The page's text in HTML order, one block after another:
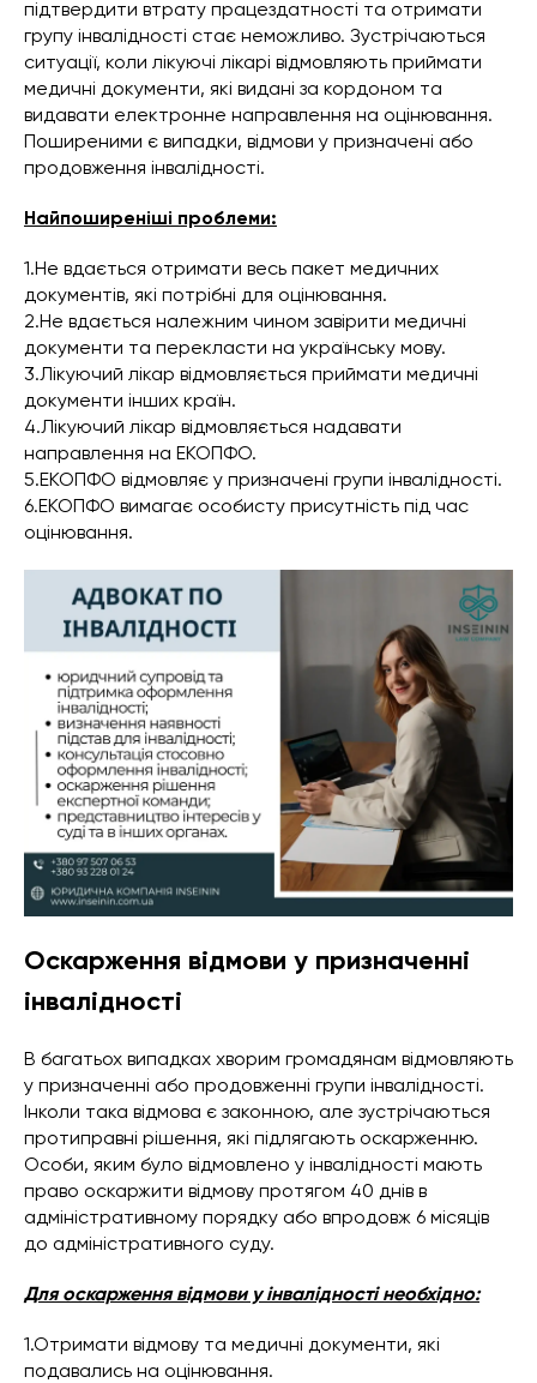
підтвердити втрату працездатності та отримати
групу інвалідності стає неможливо. Зустрічаються
ситуації, коли лікуючі лікарі відмовляють приймати
медичні документи, які видані за кордоном та
видавати електронне направлення на оцінювання.
Поширеними є випадки, відмови у призначені або
продовження інвалідності.
Найпоширеніші проблеми:
1.Не вдається отримати весь пакет медичних
документів, які потрібні для оцінювання.
2.Не вдається належним чином завірити медичні
документи та перекласти на українську мову.
3.Лікуючий лікар відмовляється приймати медичні
документи інших країн.
4.Лікуючий лікар відмовляється надавати
направлення на ЕКОПФО.
5.ЕКОПФО відмовляє у призначені групи інвалідності.
6.ЕКОПФО вимагає особисту присутність під час
оцінювання.
Оскарження відмови у призначенні
інвалідності
В багатьох випадках хворим громадянам відмовляють
у призначенні або продовженні групи інвалідності.
Інколи така відмова є законною, але зустрічаються
протиправні рішення, які підлягають оскарженню.
Особи, яким було відмовлено у інвалідності мають
право оскаржити відмову протягом 40 днів в
адміністративному порядку або впродовж 6 місяців
до адміністративного суду.
Для оскарження відмови у інвалідності необхідно:
1.Отримати відмову та медичні документи, які
подавались на оцінювання.